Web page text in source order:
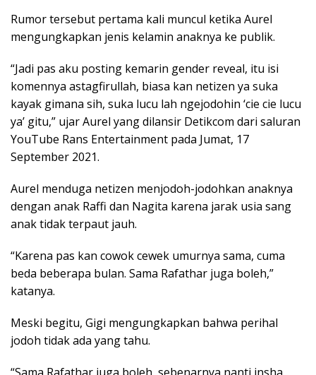
Rumor tersebut pertama kali muncul ketika Aurel
mengungkapkan jenis kelamin anaknya ke publik.
“Jadi pas aku posting kemarin gender reveal, itu isi
komennya astagfirullah, biasa kan netizen ya suka
kayak gimana sih, suka lucu lah ngejodohin ‘cie cie lucu
ya’ gitu,” ujar Aurel yang dilansir Detikcom dari saluran
YouTube Rans Entertainment pada Jumat, 17
September 2021.
Aurel menduga netizen menjodoh-jodohkan anaknya
dengan anak Raffi dan Nagita karena jarak usia sang
anak tidak terpaut jauh.
“Karena pas kan cowok cewek umurnya sama, cuma
beda beberapa bulan. Sama Rafathar juga boleh,”
katanya.
Meski begitu, Gigi mengungkapkan bahwa perihal
jodoh tidak ada yang tahu.